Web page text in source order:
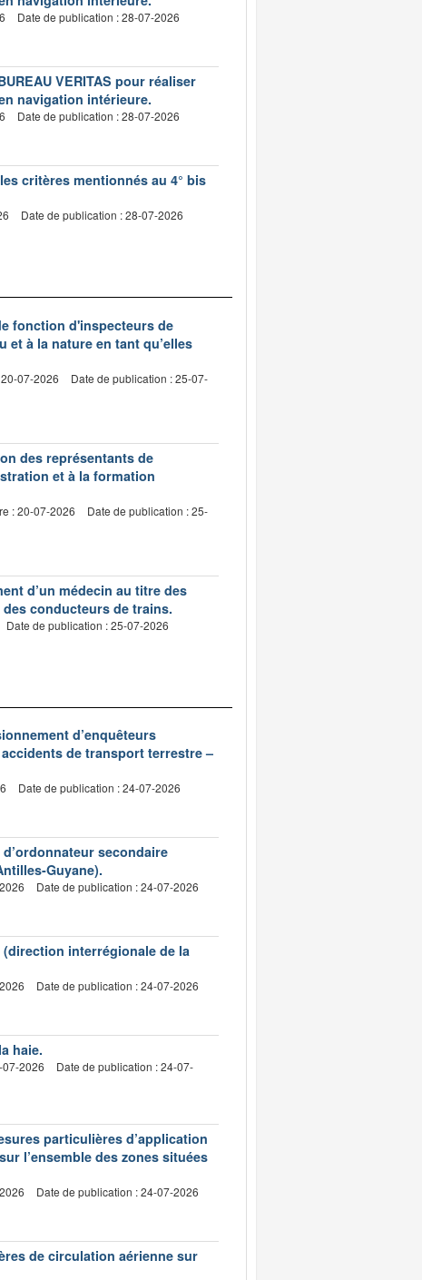
Date de publication : 28-07-2026
VERITAS pour réaliser
navigation intérieure.
Date de publication : 28-07-2026
critères mentionnés au 4° bis
Date de publication : 28-07-2026
fonction d'inspecteurs de
à la nature en tant qu’elles
07-2026
Date de publication : 25-07-
des représentants de
et à la formation
: 20-07-2026
Date de publication : 25-
d’un médecin au titre des
conducteurs de trains.
Date de publication : 25-07-2026
d’enquêteurs
de transport terrestre –
Date de publication : 24-07-2026
secondaire
Guyane).
Date de publication : 24-07-2026
interrégionale de la
Date de publication : 24-07-2026
haie.
2026
Date de publication : 24-07-
particulières d’application
l’ensemble des zones situées
Date de publication : 24-07-2026
de circulation aérienne sur